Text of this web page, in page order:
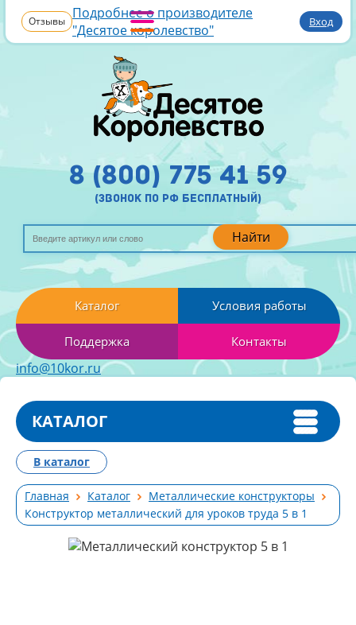
Отзывы Подробнее о производителе
"Десятое королевство"
Вход
Найти
8 (800) 775 41 59
(звонок по рф бесплатный)
Каталог Условия работы
Поддержка Контакты
info@10kor.ru
КАТАЛОГ
Главная Каталог
Металлические конструкторы
Конструктор металлический для уроков труда 5 в 1
В каталог